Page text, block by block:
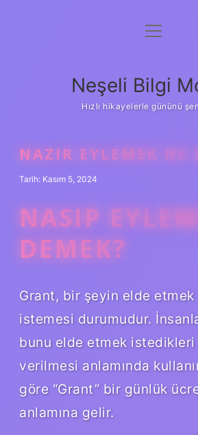
Anasayfa
Yasal Uyarı
menüyü
Neşeli Bilgi
Hızlı hikayelerle gününü
NAZIR EYLEMEK NE
Tarih: Kasım 5, 2024
NASIP
DEMEK?
Grant, bir şeyin elde
istemesi durumudur.
bunu elde etmek
verilmesi anlamında
göre “Grant” bir günlük
anlamına gelir.